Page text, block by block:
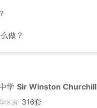
做？
中学 Sir Winston Churchill
区房: 316套